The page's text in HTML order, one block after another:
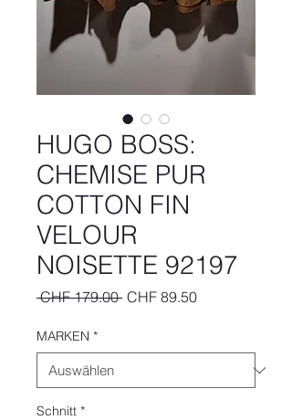
HUGO BOSS:
CHEMISE PUR
COTTON FIN
VELOUR
NOISETTE 92197
CHF 179.00 Standardpreis
CHF 89.50Sale-
MARKEN *
Schnitt *